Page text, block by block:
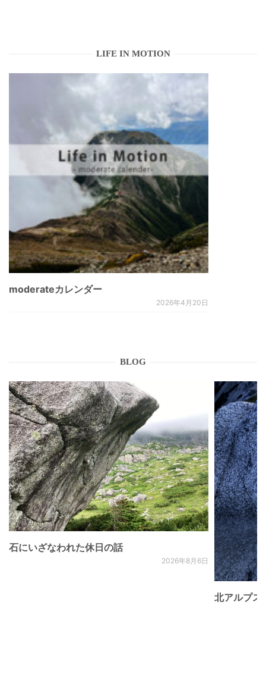
LIFE IN MOTION
moderateカレンダー
2026年4月20日
BLOG
石にいざなわれた休日の話
2026年8月6日
北アルプ